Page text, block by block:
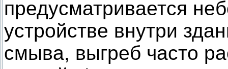
предусматривается
устройстве внутри
смыва, выгреб часто